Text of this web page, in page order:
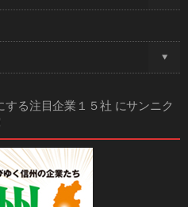
る注目企業１５社 にサンニク